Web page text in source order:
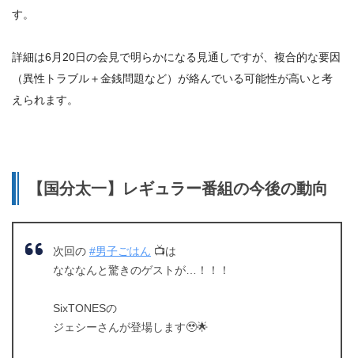
す。
詳細は6月20日の会見で明らかになる見通しですが、複合的な要因
（異性トラブル＋金銭問題など）が絡んでいる可能性が高いと考
えられます。
【国分太一】レギュラー番組の今後の動向
次回の #男子ごはん 📺は
なななんと驚きのゲストが…！！！
SixTONESの
ジェシーさんが登場します🥹🌟